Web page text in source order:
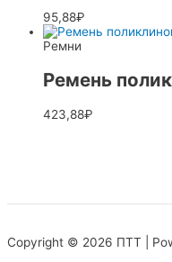
95,88₽
Ремни
Ремень
423,88₽
Copyright © 2026 ПТТ |